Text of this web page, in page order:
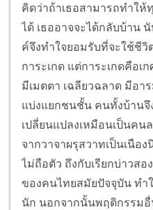
คิดว่าถ้าเธอสามารถทำใ
ได้ เธออาจจะได้กลับบ้าน
ค์จึงทำใจยอมรับที่จะใช้ชี
การะเกด แต่การะเกดคือเ
มีเมตตา เฉลียวฉลาด มีอ
แบ่งแยกชนชั้น คนทั้งบ้านจึ
เปลี่ยนแปลงเหมือนเป็นค
จากวาจาผรุสวาทเป็นเนือ
ไม่ถือตัว ถึงกับเรียกบ่าวส
ของคนไทยสมัยปัจจุบัน ทำ
นัก นอกจากนั้นพฤติกรรม